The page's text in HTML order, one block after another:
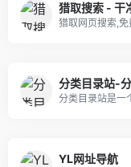
猎取搜索 - 干
猎取网页搜索,
分类目录站-
分类目录站是一
YL网址导航